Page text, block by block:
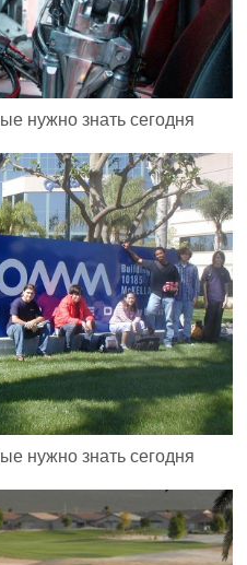
нужно знать сегодня
нужно знать сегодня